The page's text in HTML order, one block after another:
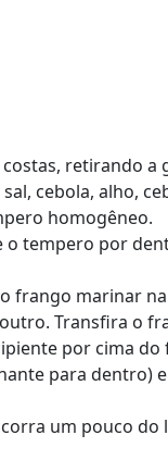
retirando a
cebola, alho,
homogêneo.
o tempero por
frango marinar
Transfira o
por cima do
para dentro)
um pouco